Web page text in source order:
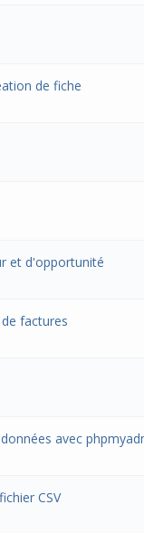
de fiche
et d'opportunité
factures
avec
CSV